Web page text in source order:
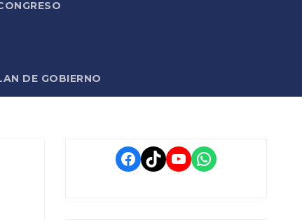
DE GOBIERNO
Facebook
TikTokYouTube
WhatsApp